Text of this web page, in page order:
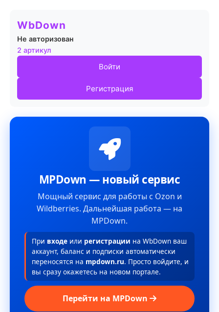
WbDown
Не авторизован
2 артикул
Войти
Регистрация
MPDown — новый сервис
Мощный сервис для работы с Ozon и
Wildberries. Дальнейшая работа — на
MPDown.
При входе или регистрации на WbDown ваш
аккаунт, баланс и подписки автоматически
переносятся на mpdown.ru. Просто войдите, и
вы сразу окажетесь на новом портале.
Перейти на MPDown